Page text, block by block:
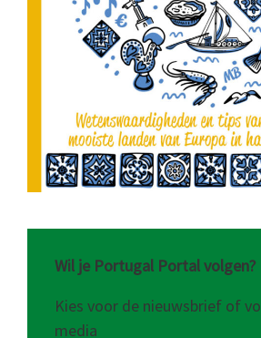
Wil je Portugal Portal volgen?
Kies voor de nieuwsbrief of
media